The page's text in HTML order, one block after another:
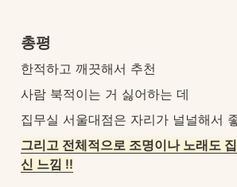
총평
한적하고 깨끗해서 추천
사람 북적이는 거 싫어하는 데
집무실 서울대점은 자리가 널널해서
그리고 전체적으로 조명이나 노래도
신 느낌 !!